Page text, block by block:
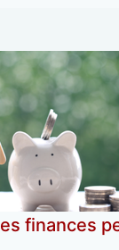
finances